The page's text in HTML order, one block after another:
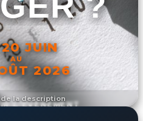
de la description
JUIN
AU
2026
L'ÉVÉNEMENT